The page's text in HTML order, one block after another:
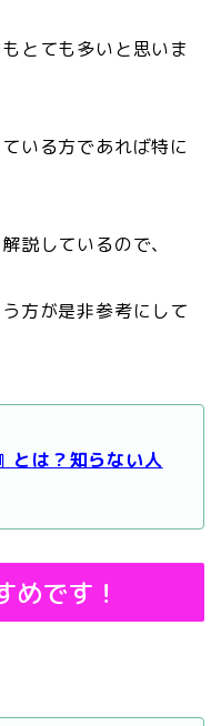
とても多いと思いま
いる方であれば特に
説しているので、
方が是非参考にして
とは？知らない人
めです！